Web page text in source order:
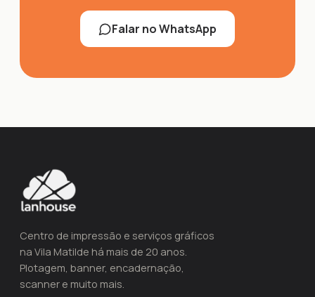
Falar no WhatsApp
Centro de impressão e serviços gráficos
na Vila Matilde há mais de 20 anos.
Plotagem, banner, encadernação,
scanner e muito mais.